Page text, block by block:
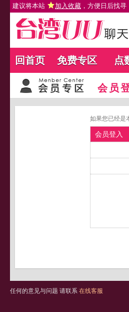
建议将本站 加入收藏 ，方便日后找寻
回首页 免费专区 点
会员
如果您已经是
会员登入
任何的意见与问题 请联系 在线客服